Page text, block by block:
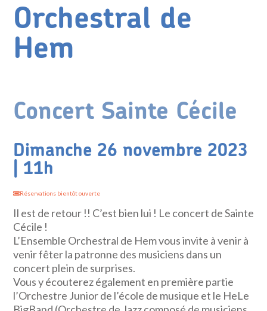
Orchestral de
Hem
Concert Sainte Cécile
Dimanche 26 novembre 2023
| 11h
Réservations bientôt ouverte
Il est de retour !! C’est bien lui ! Le concert de Sainte
Cécile !
L’Ensemble Orchestral de Hem vous invite à venir à
venir fêter la patronne des musiciens dans un
concert plein de surprises.
Vous y écouterez également en première partie
l’Orchestre Junior de l’école de musique et le HeLe